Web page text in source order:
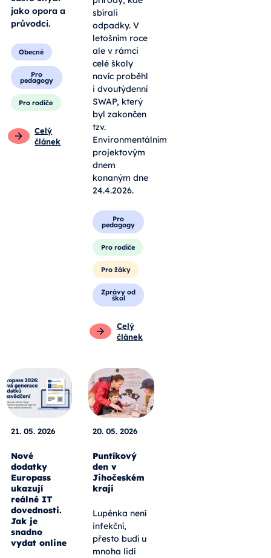
jako opora a
průvodci.
Obecné
Pro
pedagogy
Pro rodiče
Celý
článek
sbírali
odpadky. V
letošním roce
ale v rámci
celé školy
navíc proběhl
i dvoutýdenní
SWAP, který
byl zakončen
tzv.
Environmentálním
projektovým
dnem
konaným dne
24.4.2026.
Pro
pedagogy
Pro rodiče
Pro žáky
Zprávy od
škol
Celý
článek
21. 05. 2026
Nové
dodatky
Europass
ukazují
reálné IT
dovednosti.
Jak je
snadno
vydat online
20. 05. 2026
Puntíkový
den v
Jihočeském
kraji
Lupénka není
infekční,
přesto budí u
mnoha lidí